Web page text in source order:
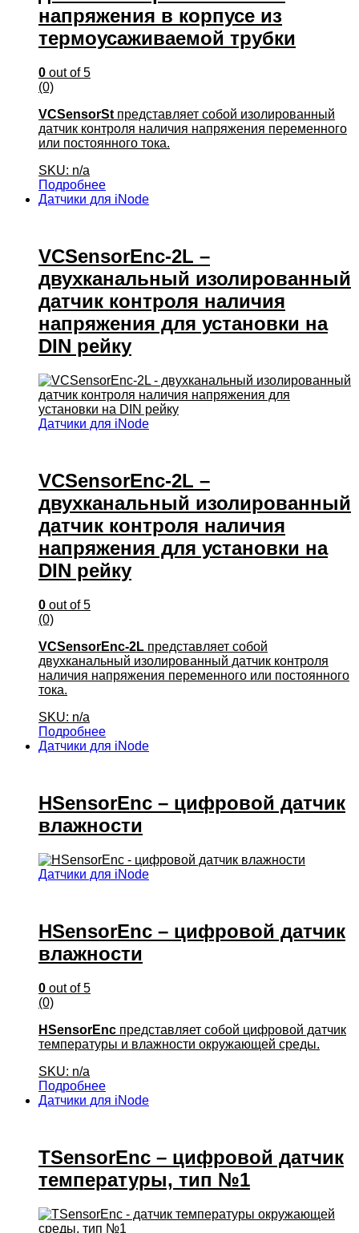
напряжения в корпусе из
термоусаживаемой трубки
0 out of 5
(0)
VCSensorSt представляет собой изолированный
датчик контроля наличия напряжения переменного
или постоянного тока.
SKU: n/a
Подробнее
Датчики для iNode
VCSensorEnc-2L –
двухканальный изолированный
датчик контроля наличия
напряжения для установки на
DIN рейку
Датчики для iNode
VCSensorEnc-2L –
двухканальный изолированный
датчик контроля наличия
напряжения для установки на
DIN рейку
0 out of 5
(0)
VCSensorEnc-2L представляет собой
двухканальный изолированный датчик контроля
наличия напряжения переменного или постоянного
тока.
SKU: n/a
Подробнее
Датчики для iNode
HSensorEnc – цифровой датчик
влажности
Датчики для iNode
HSensorEnc – цифровой датчик
влажности
0 out of 5
(0)
HSensorEnc представляет собой цифровой датчик
температуры и влажности окружающей среды.
SKU: n/a
Подробнее
Датчики для iNode
TSensorEnc – цифровой датчик
температуры, тип №1